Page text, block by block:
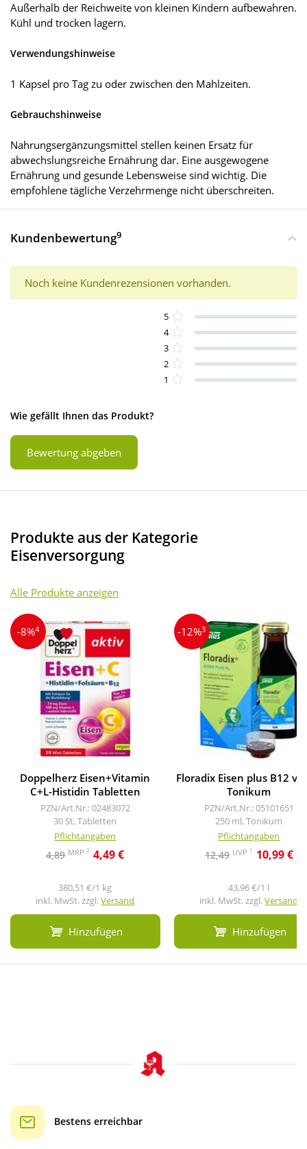
Außerhalb der Reichweite von kleinen Kindern aufbewahren.
Kühl und trocken lagern.
Verwendungshinweise
1 Kapsel pro Tag zu oder zwischen den Mahlzeiten.
Gebrauchshinweise
Nahrungsergänzungsmittel stellen keinen Ersatz für
abwechslungsreiche Ernährung dar. Eine ausgewogene
Ernährung und gesunde Lebensweise sind wichtig. Die
empfohlene tägliche Verzehrmenge nicht überschreiten.
Kundenbewertung9
Noch keine Kundenrezensionen vorhanden.
5
4
3
2
1
Wie gefällt Ihnen das Produkt?
Bewertung abgeben
Produkte aus der Kategorie
Eisenversorgung
Alle Produkte anzeigen
-8%4
Doppelherz Eisen+Vitamin
C+L-Histidin Tabletten
PZN/Art.Nr.: 02483072
30 St, Tabletten
Pflichtangaben
4,89 MRP2 4,49 €
380,51 €/1 kg
inkl. MwSt. zzgl.Versand
Hinzufügen
-12%3
Floradix Eisen plus B12
Tonikum
PZN/Art.Nr.: 05101651
250 ml, Tonikum
Pflichtangaben
12,49 UVP 1 10,99 €
43,96 €/1 l
inkl. MwSt. zzgl.Versand
Hinzufügen
Bestens erreichbar